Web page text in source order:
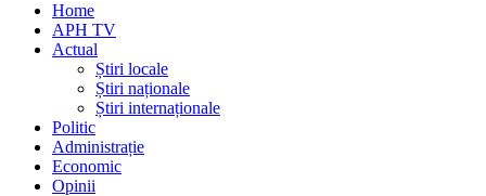
Home
APH TV
Actual
Știri locale
Știri naționale
Știri internaționale
Politic
Administrație
Economic
Opinii